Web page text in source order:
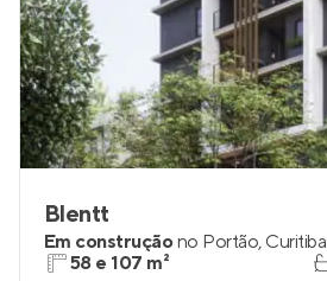
Blentt
Em construçãono Portão, Curitiba
58 e 107 m²